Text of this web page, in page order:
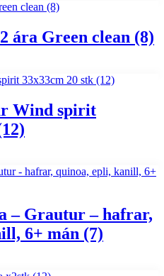
ára Green clean (8)
Wind spirit
– Grautur – hafrar,
6+ mán (7)